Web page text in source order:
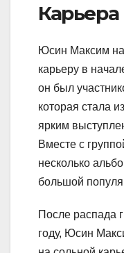
Карьера
Юсин Максим
карьеру в
он был
которая стала
ярким
Вместе с
несколько
большой
После распада
году, Юсин